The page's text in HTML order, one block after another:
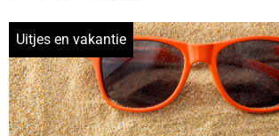
Uitjes en vakantie